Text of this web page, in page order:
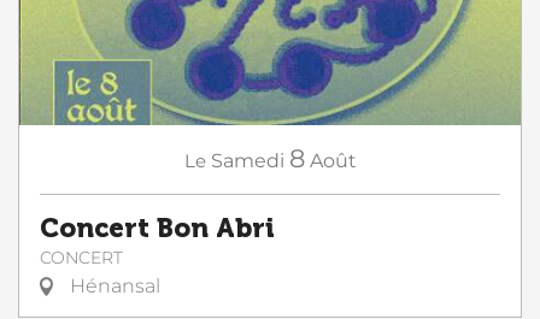
Le Samedi 8 Août
Concert Bon Abri
CONCERT
Hénansal